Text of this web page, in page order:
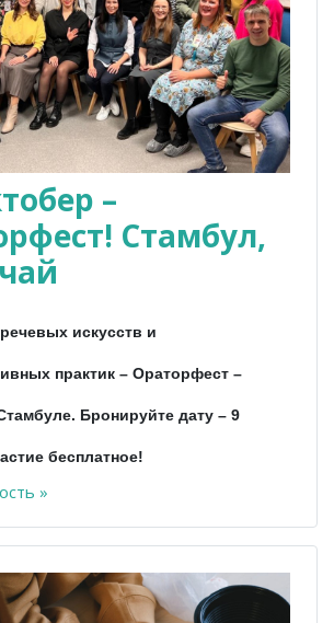
–
Стамбул,
искусств и
практик – Ораторфест –
Бронируйте дату – 9
бесплатное!
»